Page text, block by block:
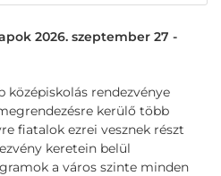
2026. szeptember 27 -
rendezvénye
kerülő több
fiatalok ezrei vesznek részt
keretein belül
a város szinte minden